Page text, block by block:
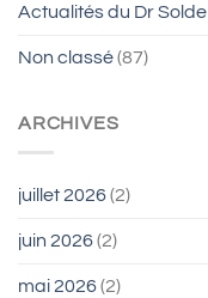
Actualités du Dr
Non classé(87)
ARCHIVES
juillet 2026(2)
juin 2026(2)
mai 2026(2)